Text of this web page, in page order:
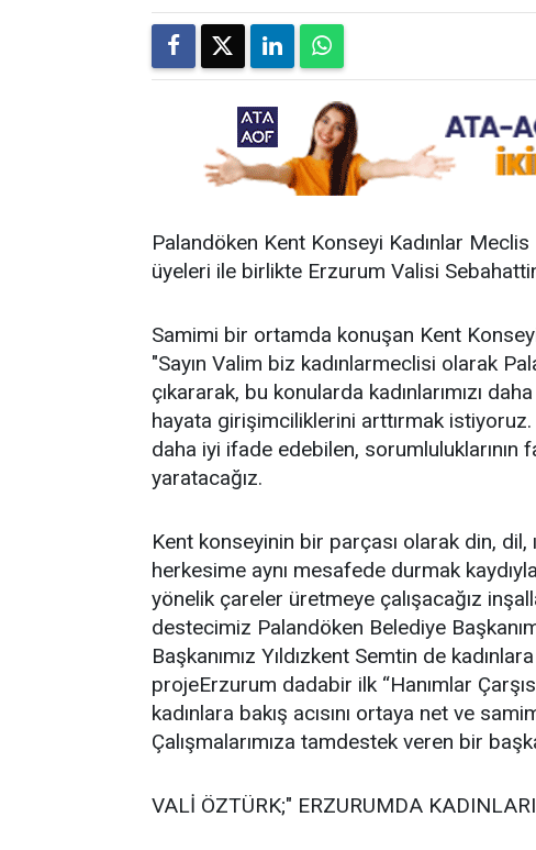
Palandöken Kent Konseyi Kadınlar
üyeleri ile birlikte Erzurum Valisi
Samimi bir ortamda konuşan Kent
"Sayın Valim biz kadınlarmeclisi olarak
çıkararak, bu konularda kadınlarımızı
hayata girişimciliklerini arttırmak
daha iyi ifade edebilen, sorumluluklarının
yaratacağız.
Kent konseyinin bir parçası olarak din,
herkesime aynı mesafede durmak
yönelik çareler üretmeye çalışacağız
destecimiz Palandöken Belediye
Başkanımız Yıldızkent Semtin de
projeErzurum dadabir ilk “Hanımlar
kadınlara bakış acısını ortaya net ve
Çalışmalarımıza tamdestek veren bir
VALİ ÖZTÜRK;" ERZURUMDA